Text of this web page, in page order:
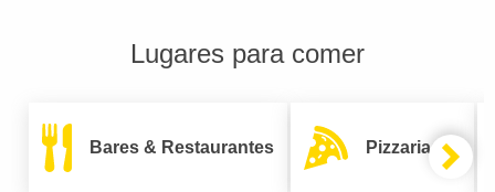
Lugares para comer
Bares & Restaurantes Pizzarias